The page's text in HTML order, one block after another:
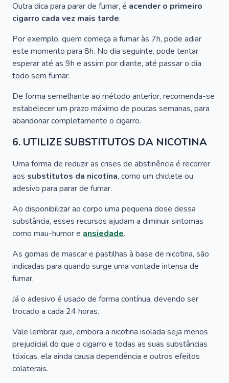
Outra dica para parar de fumar, é acender o primeiro
cigarro cada vez mais tarde.
Por exemplo, quem começa a fumar às 7h, pode adiar
este momento para 8h. No dia seguinte, pode tentar
esperar até as 9h e assim por diante, até passar o dia
todo sem fumar.
De forma semelhante ao método anterior, recomenda-se
estabelecer um prazo máximo de poucas semanas, para
abandonar completamente o cigarro.
6. UTILIZE SUBSTITUTOS DA NICOTINA
Uma forma de reduzir as crises de abstinência é recorrer
aos substitutos da nicotina, como um chiclete ou
adesivo para parar de fumar.
Ao disponibilizar ao corpo uma pequena dose dessa
substância, esses recursos ajudam a diminuir sintomas
como mau-humor e ansiedade.
As gomas de mascar e pastilhas à base de nicotina, são
indicadas para quando surge uma vontade intensa de
fumar.
Já o adesivo é usado de forma contínua, devendo ser
trocado a cada 24 horas.
Vale lembrar que, embora a nicotina isolada seja menos
prejudicial do que o cigarro e todas as suas substâncias
tóxicas, ela ainda causa dependência e outros efeitos
colaterais.